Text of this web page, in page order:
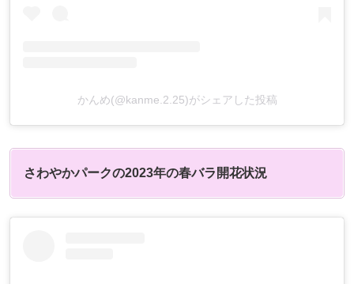
かんめ(@kanme.2.25)がシェアした投稿
さわやかパークの2023年の春バラ開花状況